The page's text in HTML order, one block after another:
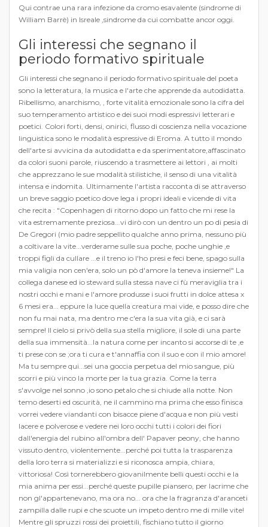
Qui contrae una rara infezione da cromo esavalente (sindrome di
William Barrè) in Isreale ,sindrome da cui combatte ancor oggi.
Gli interessi che segnano il
periodo formativo spirituale
Gli interessi che segnano il periodo formativo spirituale del poeta
sono la letteratura, la musica e l'arte che apprende da autodidatta.
Ribellismo, anarchismo, , forte vitalità emozionale sono la cifra del
suo temperamento artistico e dei suoi modi espressivi letterari e
poetici. Colori forti, densi, onirici, flusso di coscienza nella vocazione
linguistica sono le modalità espressive di Eroma. A tutto il mondo
dell'arte si avvicina da autodidatta e da sperimentatore,affascinato
da colori suoni parole, riuscendo a trasmettere ai lettori , ai molti
che apprezzano le sue modalità stilistiche, il senso di una vitalità
intensa e indomita. Ultimamente l'artista racconta di se attraverso
un breve saggio poetico dove lega i propri ideali e vicende di vita
che recita : "Copenhagen di ritorno dopo un fatto che mi rese la
vita estremamente preziosa...vi dirò con un dentro un po di pesia di
De Gregori (mio padre seppellito qualche anno prima, nessuno più
a coltivare la vite...verderame sulle sua poche, poche unghie ,e
troppi figli da cullare ...e il treno io l'ho presi e feci bene, spago sulla
mia valigia non cen'era, solo un pò d'amore la teneva insieme!" La
collega danese ed io steward sulla stessa nave ci fù meraviglia tra i
nostri occhi e mani e l'amore produsse i suoi frutti in dolce attesa x
6 mesi era... eppure la luce quella creatura mai vide, e posso dire che
non fu mai nata, ma dentro me c'era la sua vita già, e ci sarà
sempre! Il cielo si privò della sua stella migliore, il sole di una parte
della sua immensità...la natura come per incanto si accorse di te ,e
ti prese con se ;ora ti cura e t'annaffia con il suo e con il mio amore!
Ma tu sempre qui...sei una goccia perpetua del mio sangue, più
scorri e più vinco la morte per la tua grazia. Come la terra
s'avvolge nel sonno ,io sono petalo che si chiude alla notte. Non
temo deserti ed oscurità, ne il cammino ma prima che esso finisca
vorrei vedere viandanti con bisacce piene d'acqua e non più vesti
lacere e polverose e vedere nei loro occhi tutti i colori dei fiori
dall'energia del rubino all'ombra dell' Papaver peony, che hanno
vissuto dentro, violentemente...perché poi tutta la trasparenza
della loro terra si materializzi e si riconosca ampia, chiara,
vittoriosa! Così tornerebbero giovanilmente belli questi occhi e la
mia anima per essi...perché queste pupille piansero, per lacrime che
non gl'appartenevano, ma ora no... ora che la fragranza d'aranceti
zampilla dalle rupi e che scuote un impeto dentro me di mille vite!
Mentre gli spruzzi rossi dei proiettili, fischiano tutto il giorno